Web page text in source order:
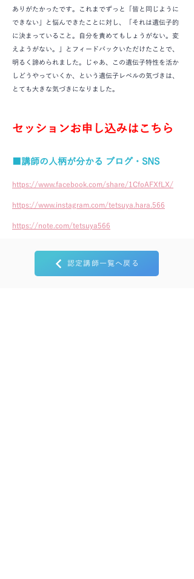
ありがたかったです。これまでずっと「皆と同じように
できない」と悩んできたことに対し、「それは遺伝子的
に決まっていること。自分を責めてもしょうがない。変
えようがない。」とフィードバックいただけたことで、
明るく諦められました。じゃあ、この遺伝子特性を活か
しどうやっていくか、という遺伝子レベルの気づきは、
とても大きな気づきになりました。
セッションお申し込みはこちら
■講師の人柄が分かる ブログ・SNS
https://www.facebook.com/share/1CfoAFXfLX/
https://www.instagram.com/tetsuya.hara.566
https://note.com/tetsuya566
認定講師一覧へ戻る